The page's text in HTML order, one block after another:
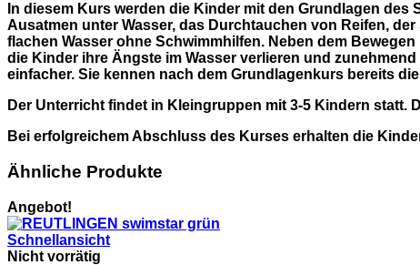
In diesem Kurs werden die Kinder mit den Grundlagen
Ausatmen unter Wasser, das Durchtauchen von Reifen,
flachen Wasser ohne Schwimmhilfen. Neben dem
die Kinder ihre Ängste im Wasser verlieren und
einfacher. Sie kennen nach dem Grundlagenkurs bereits
Der Unterricht findet in Kleingruppen mit 3-5 Kindern statt.
Bei erfolgreichem Abschluss des Kurses erhalten die
Ähnliche Produkte
Angebot!
Schnellansicht
Nicht vorrätig